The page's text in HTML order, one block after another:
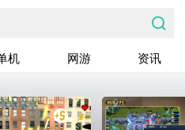
机 网游 资讯